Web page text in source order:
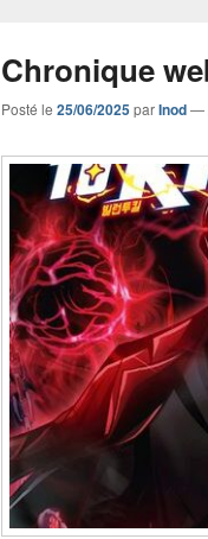
Chronique
Posté le 25/06/2025parInod—